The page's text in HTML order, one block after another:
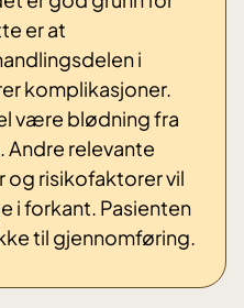
er at
i
komplikasjoner.
være blødning fra
Andre relevante
og risikofaktorer vil
i forkant. Pasienten
til gjennomføring.